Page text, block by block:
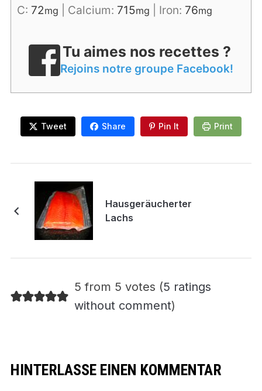
C: 72mg Calcium: 715mg Iron: 76mg
Tu aimes nos recettes ?
Rejoins notre groupe Facebook!
Tweet Share Pin It Print
Hausgeräucherter
Lachs
5 from 5 votes (5 ratings
without comment)
HINTERLASSE EINEN KOMMENTAR